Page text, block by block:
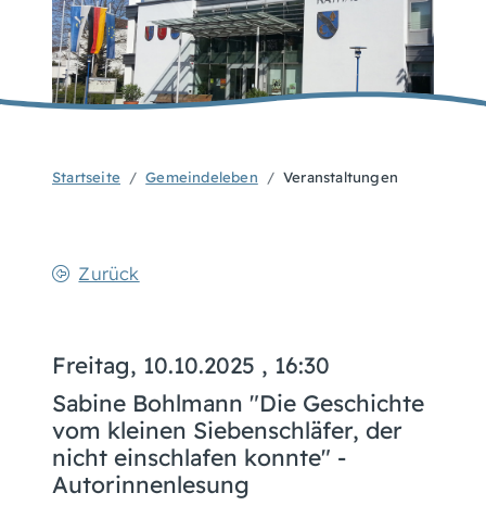
Startseite Gemeindeleben Veranstaltungen
Zurück
Freitag, 10.10.2025 , 16:30
Sabine Bohlmann "Die Geschichte
vom kleinen Siebenschläfer, der
nicht einschlafen konnte" -
Autorinnenlesung